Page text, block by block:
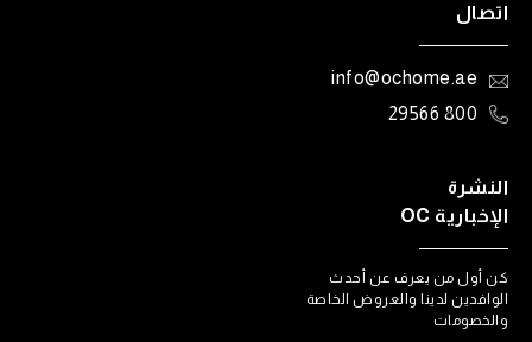
اتصال
info@ochome.ae
800 29566
النشرة
الإخبارية OC
كن أول من يعرف عن أحدث
الوافدين لدينا والعروض الخاصة
والخصومات